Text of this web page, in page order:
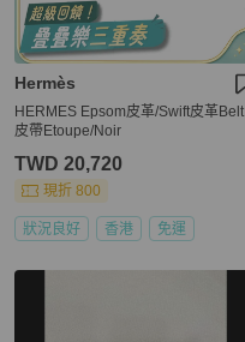
Hermès
HERMES Epsom皮革/Swift皮革Belt
皮帶Etoupe/Noir
TWD 20,720
現折 800
狀況良好 香港 免運